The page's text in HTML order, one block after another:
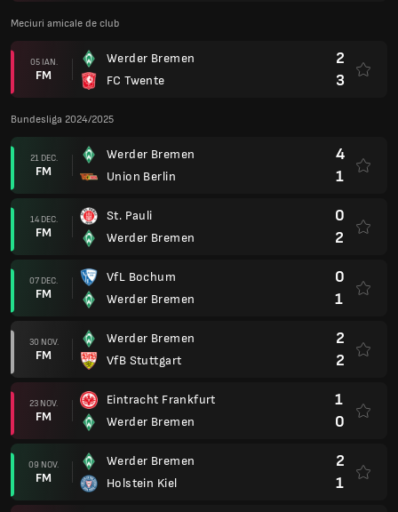
Meciuri amicale de club
05 IAN.
FM
Werder Bremen
FC Twente
2
3
Bundesliga 2024/2025
21 DEC.
FM
Werder Bremen
Union Berlin
4
1
14 DEC.
FM
St. Pauli
Werder Bremen
0
2
07 DEC.
FM
VfL Bochum
Werder Bremen
0
1
30 NOV.
FM
Werder Bremen
VfB Stuttgart
2
2
23 NOV.
FM
Eintracht Frankfurt
Werder Bremen
1
0
09 NOV.
FM
Werder Bremen
Holstein Kiel
2
1